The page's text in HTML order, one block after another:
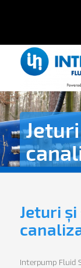
Jeturi
Interpump Fluid